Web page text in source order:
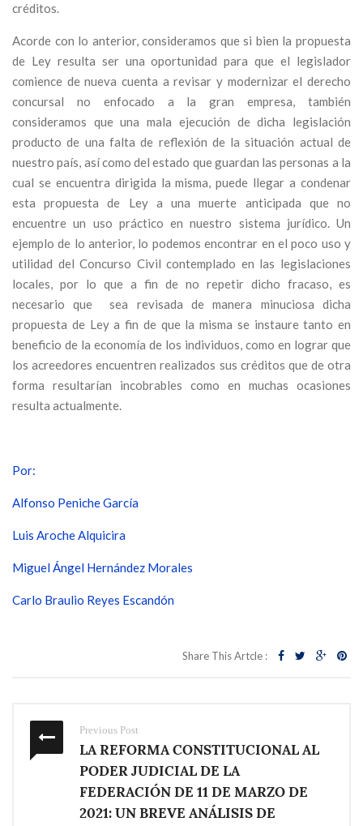
créditos.
Acorde con lo anterior, consideramos que si bien la propuesta
de Ley resulta ser una oportunidad para que el legislador
comience de nueva cuenta a revisar y modernizar el derecho
concursal no enfocado a la gran empresa, también
consideramos que una mala ejecución de dicha legislación
producto de una falta de reflexión de la situación actual de
nuestro país, así como del estado que guardan las personas a la
cual se encuentra dirigida la misma, puede llegar a condenar
esta propuesta de Ley a una muerte anticipada que no
encuentre un uso práctico en nuestro sistema jurídico. Un
ejemplo de lo anterior, lo podemos encontrar en el poco uso y
utilidad del Concurso Civil contemplado en las legislaciones
locales, por lo que a fin de no repetir dicho fracaso, es
necesario que sea revisada de manera minuciosa dicha
propuesta de Ley a fin de que la misma se instaure tanto en
beneficio de la economía de los individuos, como en lograr que
los acreedores encuentren realizados sus créditos que de otra
forma resultarían incobrables como en muchas ocasiones
resulta actualmente.
Por:
Alfonso Peniche García
Luis Aroche Alquicira
Miguel Ángel Hernández Morales
Carlo Braulio Reyes Escandón
Share This Artcle :
Previous Post
LA REFORMA CONSTITUCIONAL AL
PODER JUDICIAL DE LA
FEDERACIÓN DE 11 DE MARZO DE
2021: UN BREVE ANÁLISIS DE